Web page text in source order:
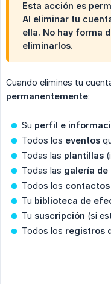
Esta acción es
Al eliminar tu
ella. No hay forma
eliminarlos.
Cuando elimines tu
permanentemente:
Su perfil e
Todos los eventos
Todas las plantillas
Todas las galería de
Todos los contactos
Tu biblioteca de
Tu suscripción (si
Todos los registros